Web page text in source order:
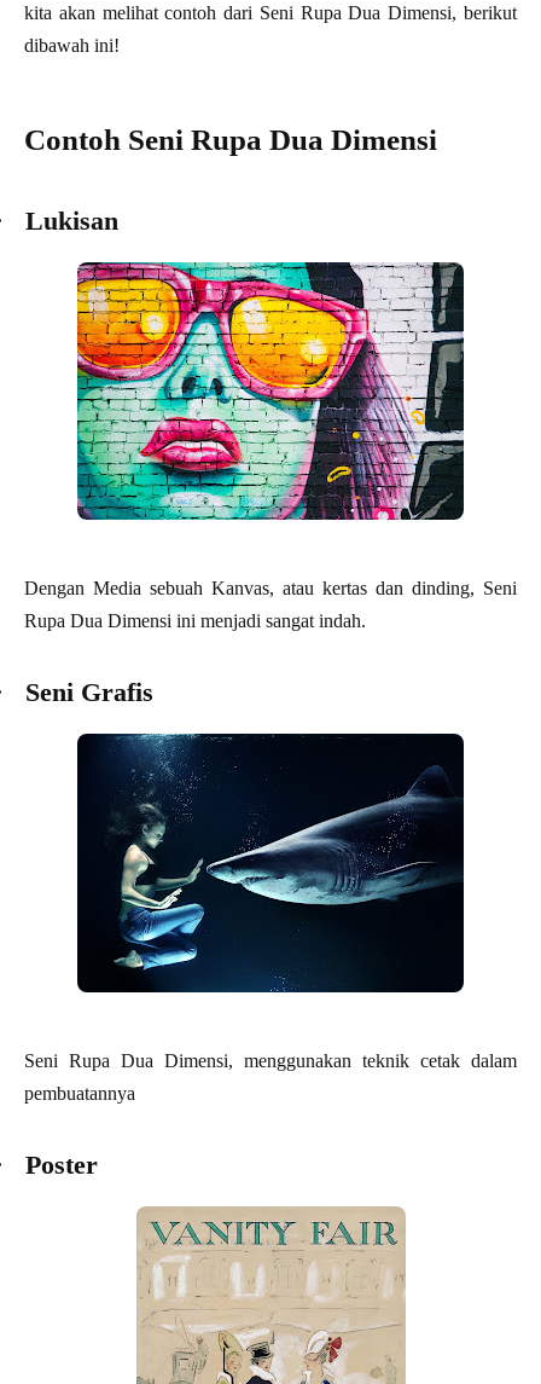
kita akan melihat contoh dari Seni Rupa Dua Dimensi, berikut
dibawah ini!
Contoh Seni Rupa Dua Dimensi
Lukisan
Dengan Media sebuah Kanvas, atau kertas dan dinding, Seni
Rupa Dua Dimensi ini menjadi sangat indah.
Seni Grafis
Seni Rupa Dua Dimensi, menggunakan teknik cetak dalam
pembuatannya
Poster